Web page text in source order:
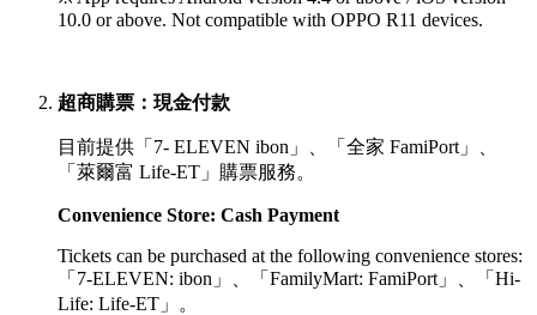
10.0 or above. Not compatible with OPPO R11 devices.
超商購票：現金付款
目前提供「7- ELEVEN ibon」、「全家 FamiPort」、
「萊爾富 Life-ET」購票服務。
Convenience Store: Cash Payment
Tickets can be purchased at the following convenience stores:
「 7-ELEVEN: ibon」、「 FamilyMart: FamiPort」、 「 Hi-
Life: Life-ET」。